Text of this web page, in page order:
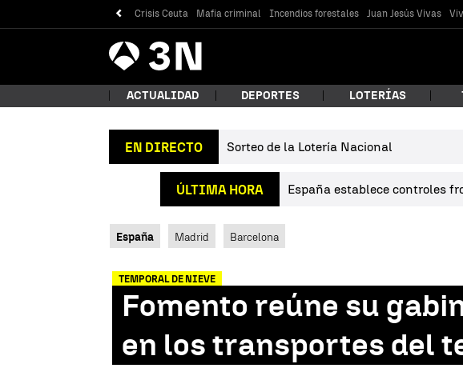
Crisis Ceuta Mafia criminal Incendios forestales Juan Jesús Vivas
Antena
3 Noticias
¿Qué estás
Buscar
ACTUALIDAD DEPORTES LOTERÍAS
EN DIRECTO Sorteo de la Lotería Nacional
ÚLTIMA HORA España establece controles
España Madrid Barcelona
TEMPORAL DE NIEVE
Fomento reúne su
en los transportes del